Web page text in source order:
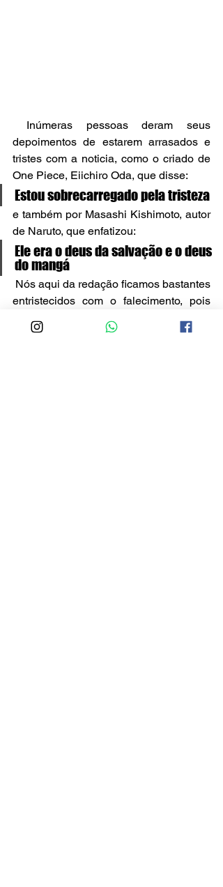
depoimentos de estarem arrasados e
tristes com a noticia, como o criado de
One Piece, Eiichiro Oda, que disse:
Estou sobrecarregado pela tristeza
e também por Masashi Kishimoto, autor
de Naruto, que enfatizou:
Ele era o deus da salvação e o deus
do mangá
entristecidos com o falecimento, pois
aqui entre o redatores tivemos uma
forte ligação com o Dragon Ball, e de